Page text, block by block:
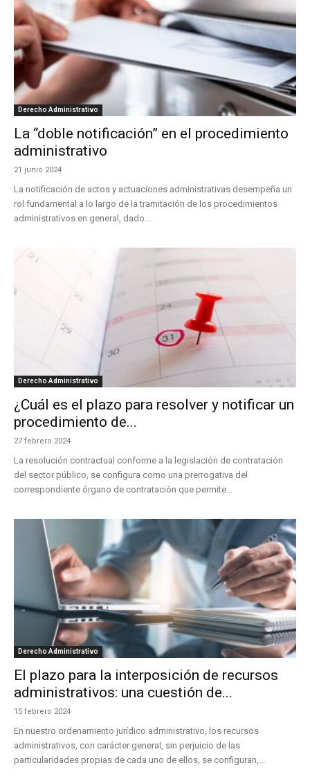
Derecho Administrativo
La “doble notificación” en el procedimiento
administrativo
21 junio 2024
La notificación de actos y actuaciones administrativas desempeña un
rol fundamental a lo largo de la tramitación de los procedimientos
administrativos en general, dado...
Derecho Administrativo
¿Cuál es el plazo para resolver y notificar un
procedimiento de...
27 febrero 2024
La resolución contractual conforme a la legislación de contratación
del sector público, se configura como una prerrogativa del
correspondiente órgano de contratación que permite...
Derecho Administrativo
El plazo para la interposición de recursos
administrativos: una cuestión de...
15 febrero 2024
En nuestro ordenamiento jurídico administrativo, los recursos
administrativos, con carácter general, sin perjuicio de las
particularidades propias de cada uno de ellos, se configuran,...